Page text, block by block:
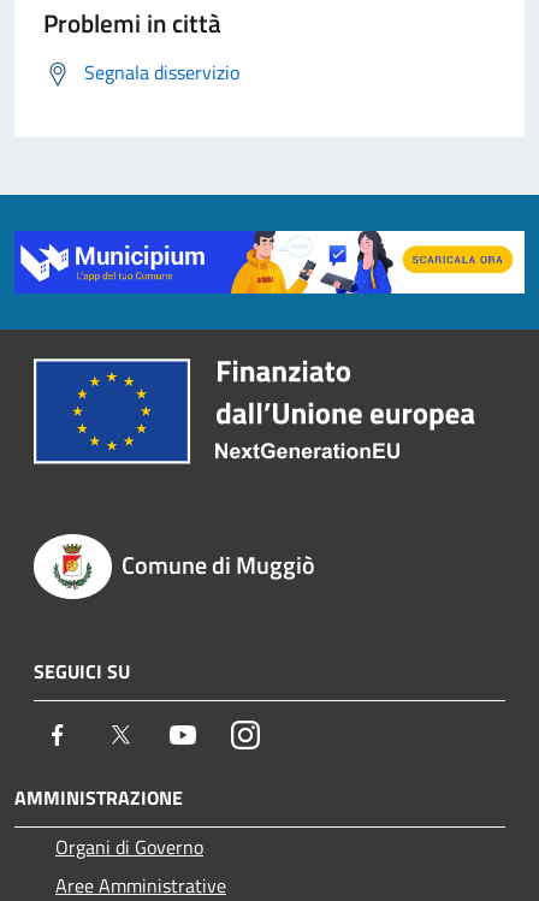
Problemi in città
Segnala disservizio
Comune di Muggiò
SEGUICI SU
Facebook Twitter YoutubeInstagram
AMMINISTRAZIONE
Organi di Governo
Aree Amministrative